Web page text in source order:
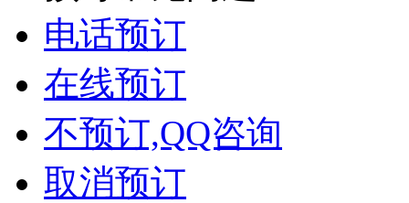
电话预订
在线预订
不预订,QQ咨询
取消预订